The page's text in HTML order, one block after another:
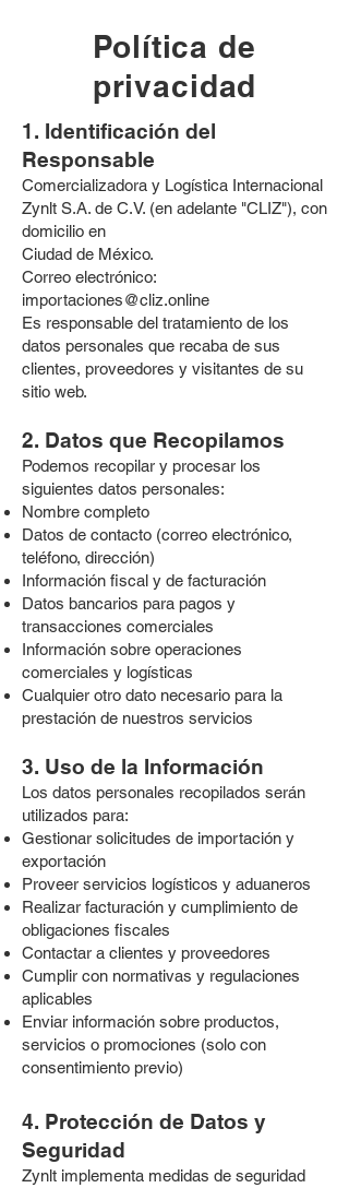
Política de
privacidad
1. Identificación del
Responsable
Comercializadora y Logística Internacional
Zynlt S.A. de C.V. (en adelante "CLIZ"), con
domicilio en
Ciudad de México.
Correo electrónico:
importaciones@cliz.online
Es responsable del tratamiento de los
datos personales que recaba de sus
clientes, proveedores y visitantes de su
sitio web.
2. Datos que Recopilamos
Podemos recopilar y procesar los
siguientes datos personales:
Nombre completo
Datos de contacto (correo electrónico,
teléfono, dirección)
Información fiscal y de facturación
Datos bancarios para pagos y
transacciones comerciales
Información sobre operaciones
comerciales y logísticas
Cualquier otro dato necesario para la
prestación de nuestros servicios
3. Uso de la Información
Los datos personales recopilados serán
utilizados para:
Gestionar solicitudes de importación y
exportación
Proveer servicios logísticos y aduaneros
Realizar facturación y cumplimiento de
obligaciones fiscales
Contactar a clientes y proveedores
Cumplir con normativas y regulaciones
aplicables
Enviar información sobre productos,
servicios o promociones (solo con
consentimiento previo)
4. Protección de Datos y
Seguridad
Zynlt implementa medidas de seguridad